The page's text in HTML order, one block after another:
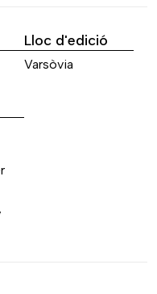
Lloc d'edició
Varsòvia